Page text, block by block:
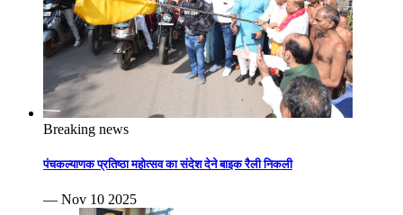
Breaking news
पंचकल्याणक प्रतिष्ठा महोत्सव का संदेश देने बाइक रैली निकली
— Nov 10 2025